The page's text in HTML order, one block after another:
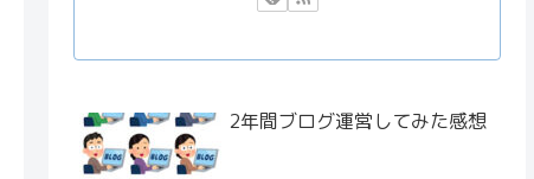
2年間ブログ運営してみた感想